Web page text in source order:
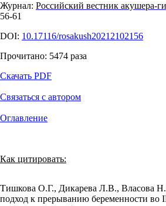
Журнал: Российский вестник акушера-
56‑61
DOI: 10.17116/rosakush20212102156
Прочитано: 5474 раза
Скачать PDF
Связаться с автором
Оглавление
Как цитировать:
Тишкова О.Г., Дикарева Л.В., Власова
подход к прерыванию беременности во